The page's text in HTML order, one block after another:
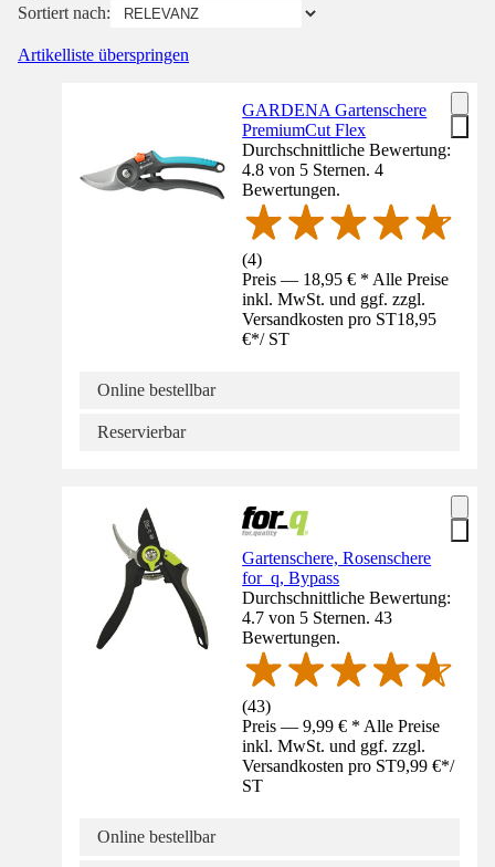
Sortiert nach:
Artikelliste überspringen
GARDENA Gartenschere
PremiumCut Flex
Durchschnittliche Bewertung:
4.8 von 5 Sternen. 4
Bewertungen.
(4)
Preis — 18,95 € * Alle Preise
inkl. MwSt. und ggf. zzgl.
Versandkosten pro ST18,95
€*/ ST
Online bestellbar
Reservierbar
Gartenschere, Rosenschere
for_q, Bypass
Durchschnittliche Bewertung:
4.7 von 5 Sternen. 43
Bewertungen.
(43)
Preis — 9,99 € * Alle Preise
inkl. MwSt. und ggf. zzgl.
Versandkosten pro ST9,99 €*/
ST
Online bestellbar